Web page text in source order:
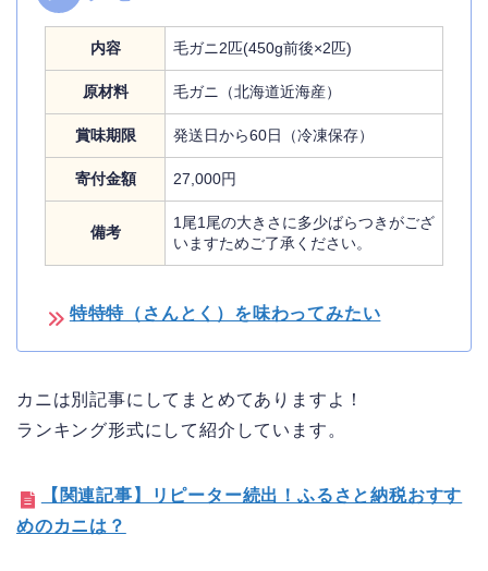
内容 毛ガニ2匹(450g前後×2匹)
原材料 毛ガニ（北海道近海産）
賞味期限 発送日から60日（冷凍保存）
寄付金額 27,000円
備考
1尾1尾の大きさに多少ばらつきがござ
いますためご了承ください。
特特特（さんとく）を味わってみたい
カニは別記事にしてまとめてありますよ！
ランキング形式にして紹介しています。
【関連記事】リピーター続出！ふるさと納税おすす
めのカニは？